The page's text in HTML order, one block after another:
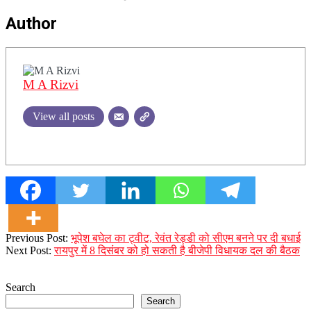
Author
M A Rizvi
View all posts
2023-
12-
Previous Post: भूपेश बघेल का ट्वीट, रेवंत रेड्डी को सीएम बनने पर दी बधाई
Next Post:रायपुर में 8 दिसंबर को हो सकती है बीजेपी विधायक दल की बैठक
Search
Search